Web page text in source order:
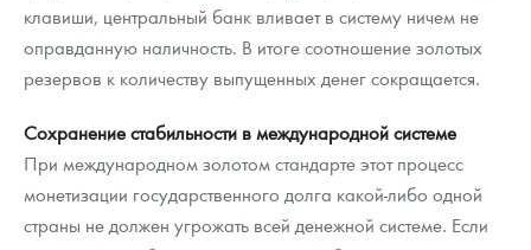
клавиши, центральный банк вливает в систему ничем не
оправданную наличность. В итоге соотношение золотых
резервов к количеству выпущенных денег сокращается.
Сохранение стабильности в международной системе
При международном золотом стандарте этот процесс
монетизации государственного долга какой-либо одной
страны не должен угрожать всей денежной системе. Если